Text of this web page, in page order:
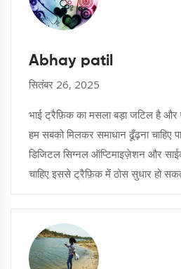
Abhay patil
सितंबर 26, 2025
भाई ट्रैफ़िक का मसला बड़ा जटिल है
हम सबको मिलकर समाधान ढूँढ़ना चाहिए
डिजिटल सिग्नल ऑप्टिमाइज़ेशन और
चाहिए इससे ट्रैफ़िक में ठोस सुधार हो